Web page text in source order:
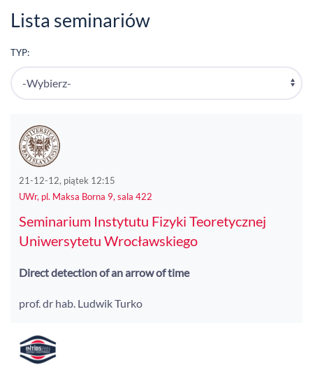
Lista seminariów
TYP:
21-12-12, piątek 12:15
UWr, pl. Maksa Borna 9, sala 422
Seminarium Instytutu Fizyki Teoretycznej
Uniwersytetu Wrocławskiego
Direct detection of an arrow of time
prof. dr hab. Ludwik Turko